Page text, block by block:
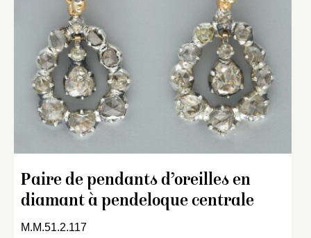
Paire de pendants d’oreilles en
diamant à pendeloque centrale
M.M.51.2.117